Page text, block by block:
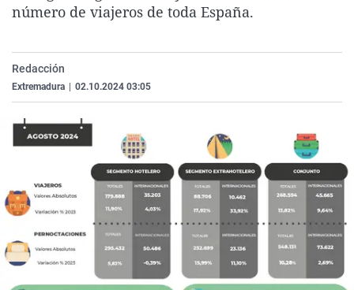
La rosa de los vientos
Caso
Extremadura
Virales
número de viajeros de toda España.
Redacción
Extremadura 02.10.2024 03:05